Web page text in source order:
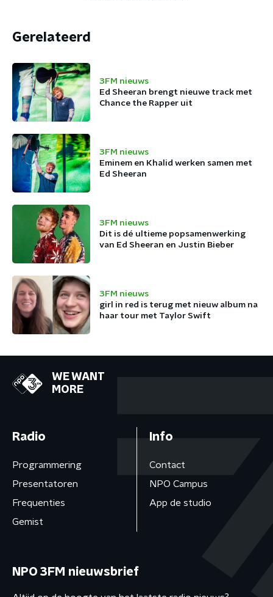
Gerelateerd
3FM nieuws
Ed Sheeran brengt nieuwe track met
Chance the Rapper uit
3FM nieuws
Eminem en Khalid werken samen met
Ed Sheeran
3FM nieuws
Dit is dé ultieme popsamenwerking
van Ed Sheeran en Justin Bieber
3FM nieuws
girl in red is terug met nieuw album na
haar tour met Taylor Swift
WE WANT
MORE
Radio
Programmering
Presentatoren
Frequenties
Gemist
Info
Contact
NPO Campus
App de studio
NPO 3FM nieuwsbrief